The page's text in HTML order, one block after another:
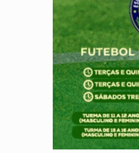
SAÚDE:
VÍDEO:
AÇÃO
PF ESTÁ